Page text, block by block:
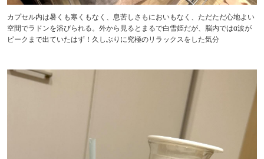
カプセル内は暑くも寒くもなく、息苦しさもにおいもなく、ただただ心地よい
空間でラドンを浴びられる。外から見るとまるで白雪姫だが、脳内ではα波が
ピークまで出ていたはず！久しぶりに究極のリラックスをした気分